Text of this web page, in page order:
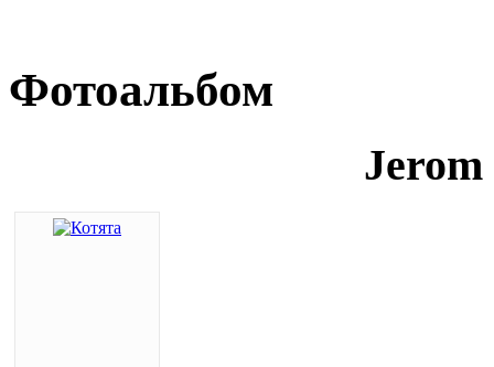
Фотоальбом